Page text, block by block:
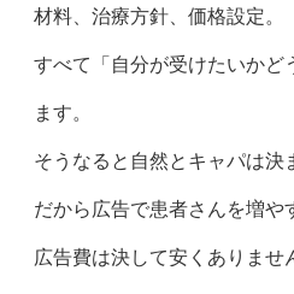
材料、治療方針、価格設定。
すべて「自分が受けたいかど
ます。
そうなると自然とキャパは決
だから広告で患者さんを増や
広告費は決して安くありませ